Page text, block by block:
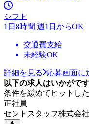
シフト
1日8時間 週1日からOK
交通費支給
未経験OK
詳細を見る
応募画面に
以下の求人はいかがで
条件を緩めてヒットし
正社員
セントスタッフ株式会